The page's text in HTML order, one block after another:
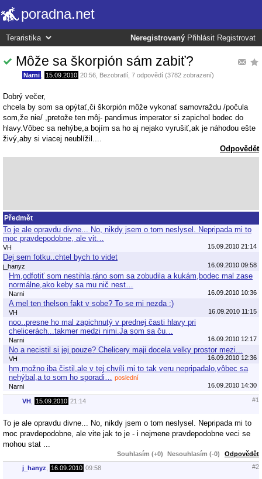
poradna.net
Neregistrovaný Přihlásit Registrovat
Môže sa škorpión sám zabiť?
Narni 15.09.2010 20:56 Bezobratlí , 7 odpovědí (3782 zobrazení)
Dobrý večer,
chcela by som sa opýtať,či škorpión môže vykonať samovraždu /počula
som,že nie/ ,pretože ten môj- pandimus imperator si zapichol bodec do
hlavy.Vôbec sa nehýbe,a bojím sa ho aj nejako vyrušiť,ak je náhodou ešte
živý,aby si viacej neublížil....
Odpovědět
Předmět
To je ale opravdu divne... No, nikdy jsem o tom neslysel. Nepripada mi to
moc pravdepodobne, ale vit…
VH 15.09.2010 21:14
Dej sem fotku..chtel bych to videt
j_hanyz 16.09.2010 09:58
Hm,odfotiť som nestihla,ráno som sa zobudila a kukám,bodec mal zase
normálne,ako keby sa mu nič nest…
Narni 16.09.2010 10:36
A mel ten thelson fakt v sobe? To se mi nezda :)
VH 16.09.2010 11:15
noo..presne ho mal zapichnutý v prednej časti hlavy pri
chelicerách...takmer medzi nimi.Ja som sa ču…
Narni 16.09.2010 12:17
No a necistil si jej pouze? Chelicery maji docela velky prostor mezi...
VH 16.09.2010 12:36
hm,možno iba čistil,ale v tej chvíli mi to tak veru nepripadalo,vôbec sa
nehýbal,a to som ho sporadi…
poslední
Narni
16.09.2010 14:30
VH 15.09.2010 21:14 #1
To je ale opravdu divne... No, nikdy jsem o tom neslysel. Nepripada mi to
moc pravdepodobne, ale vite jak to je - i nejmene pravdepodobne veci se
mohou stat ...
Souhlasím (+0) Nesouhlasím (-0) Odpovědět
j_hanyz 16.09.2010 09:58 #2